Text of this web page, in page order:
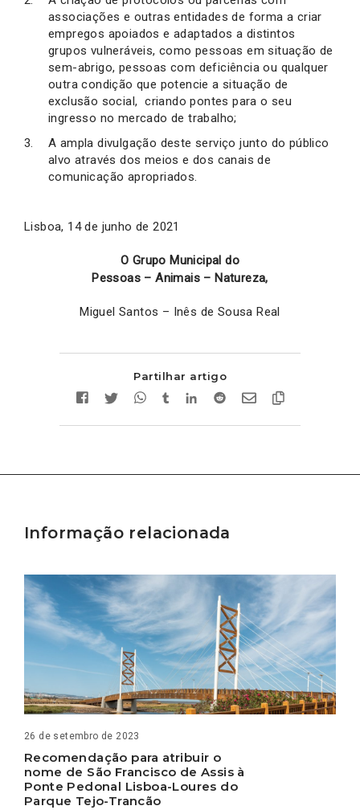
associações e outras entidades de forma a criar
empregos apoiados e adaptados a distintos
grupos vulneráveis, como pessoas em situação de
sem-abrigo, pessoas com deficiência ou qualquer
outra condição que potencie a situação de
exclusão social, criando pontes para o seu
ingresso no mercado de trabalho;
A ampla divulgação deste serviço junto do público
alvo através dos meios e dos canais de
comunicação apropriados.
Lisboa, 14 de junho de 2021
O Grupo Municipal do
Pessoas – Animais – Natureza,
Miguel Santos – Inês de Sousa Real
Partilhar artigo
Informação relacionada
26 de setembro de 2023
Recomendação para atribuir o
nome de São Francisco de Assis à
Ponte Pedonal Lisboa-Loures do
Parque Tejo-Trancão